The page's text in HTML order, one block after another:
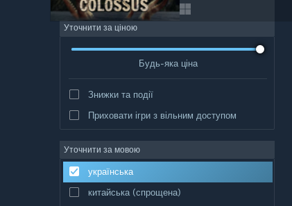
Уточнити за ціною
Будь-яка ціна
Знижки та події
Приховати ігри з вільним доступом
Уточнити за мовою
українська
китайська (спрощена)